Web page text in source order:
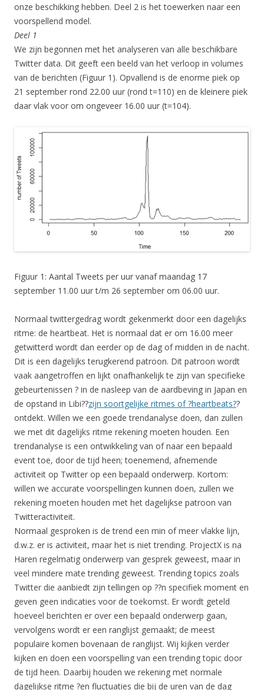
onze beschikking hebben. Deel 2 is het toewerken naar een
voorspellend model.
Deel 1
We zijn begonnen met het analyseren van alle beschikbare
Twitter data. Dit geeft een beeld van het verloop in volumes
van de berichten (Figuur 1). Opvallend is de enorme piek op
21 september rond 22.00 uur (rond t=110) en de kleinere piek
daar vlak voor om ongeveer 16.00 uur (t=104).
Figuur 1: Aantal Tweets per uur vanaf maandag 17
september 11.00 uur t/m 26 september om 06.00 uur.
Normaal twittergedrag wordt gekenmerkt door een dagelijks
ritme: de heartbeat. Het is normaal dat er om 16.00 meer
getwitterd wordt dan eerder op de dag of midden in de nacht.
Dit is een dagelijks terugkerend patroon. Dit patroon wordt
vaak aangetroffen en lijkt onafhankelijk te zijn van specifieke
gebeurtenissen ? in de nasleep van de aardbeving in Japan en
de opstand in Libi??zijn soortgelijke ritmes of ?heartbeats??
ontdekt. Willen we een goede trendanalyse doen, dan zullen
we met dit dagelijks ritme rekening moeten houden. Een
trendanalyse is een ontwikkeling van of naar een bepaald
event toe, door de tijd heen; toenemend, afnemende
activiteit op Twitter op een bepaald onderwerp. Kortom:
willen we accurate voorspellingen kunnen doen, zullen we
rekening moeten houden met het dagelijkse patroon van
Twitteractiviteit.
Normaal gesproken is de trend een min of meer vlakke lijn,
d.w.z. er is activiteit, maar het is niet trending. ProjectX is na
Haren regelmatig onderwerp van gesprek geweest, maar in
veel mindere mate trending geweest. Trending topics zoals
Twitter die aanbiedt zijn tellingen op ??n specifiek moment en
geven geen indicaties voor de toekomst. Er wordt geteld
hoeveel berichten er over een bepaald onderwerp gaan,
vervolgens wordt er een ranglijst gemaakt; de meest
populaire komen bovenaan de ranglijst. Wij kijken verder
kijken en doen een voorspelling van een trending topic door
de tijd heen. Daarbij houden we rekening met normale
dagelijkse ritme ?en fluctuaties die bij de uren van de dag